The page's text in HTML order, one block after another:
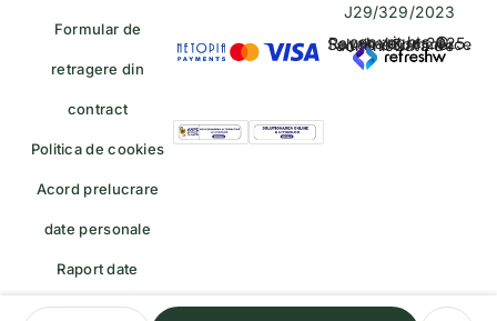
Formular de
retragere din
contract
Politica de cookies
Acord prelucrare
date personale
Raport date
personale
J29/329/2023
copyrights © Rayahalal.ro 2025. Soluție eCommerce administrată de